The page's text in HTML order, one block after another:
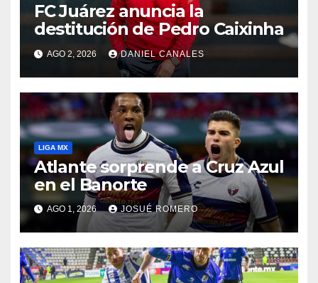
FC Juárez anuncia la
destitución de Pedro Caixinha
AGO 2, 2026 DANIEL CANALES
LIGA MX
Atlante sorprende a Cruz Azul
en el Banorte
AGO 1, 2026 JOSUÉ ROMERO